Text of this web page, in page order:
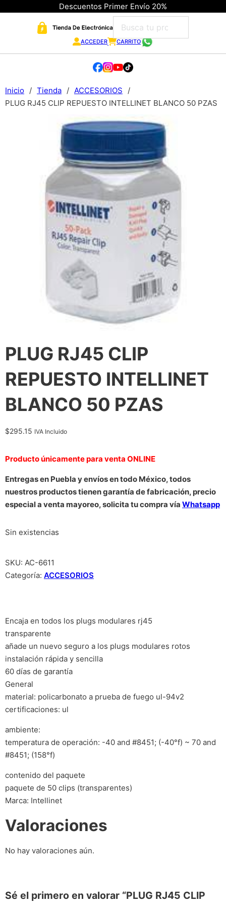
Descuentos Primer Envío 20%
ACCEDER CARRITO
Inicio / Tienda / ACCESORIOS
/
PLUG RJ45 CLIP REPUESTO INTELLINET BLANCO 50 PZAS
PLUG RJ45 CLIP
REPUESTO INTELLINET
BLANCO 50 PZAS
$295.15 IVA Incluido
Producto únicamente para venta ONLINE
Entregas en Puebla y envíos en todo México, todos
nuestros productos tienen garantía de fabricación, precio
especial a venta mayoreo, solicita tu compra vía Whatsapp
Sin existencias
SKU: AC-6611
Categoría: ACCESORIOS
Encaja en todos los plugs modulares rj45
transparente
añade un nuevo seguro a los plugs modulares rotos
instalación rápida y sencilla
60 días de garantía
General
material: policarbonato a prueba de fuego ul-94v2
certificaciones: ul
ambiente:
temperatura de operación: -40 and #8451; (-40°f) ~ 70 and
#8451; (158°f)
contenido del paquete
paquete de 50 clips (transparentes)
Marca: Intellinet
Valoraciones
No hay valoraciones aún.
Sé el primero en valorar “PLUG RJ45 CLIP